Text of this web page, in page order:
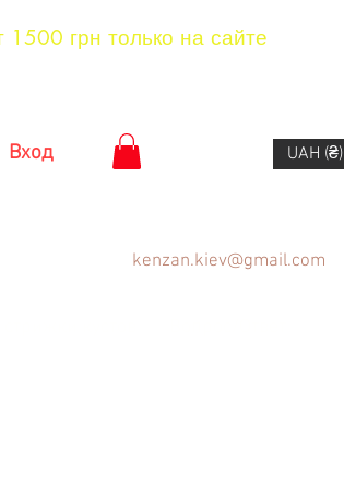
1500 грн только на сайте
Вход UAH (₴)
kenzan.kiev@gmail.com